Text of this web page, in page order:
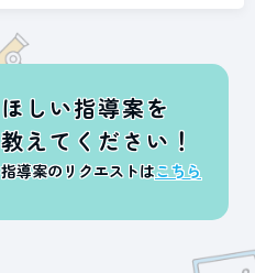
ほしい指導案を
教えてください！
指導案のリクエストはこちら